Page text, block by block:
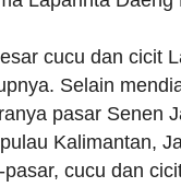
cucu dan cicit
Selain
pasar Senen
Kalimantan,
cucu dan